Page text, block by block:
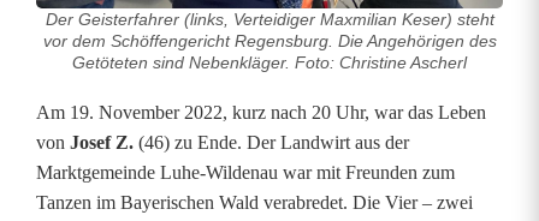
n
u
f
d
Der Geisterfahrer (links, Verteidiger Maxmilian Keser) steht
vor dem Schöffengericht Regensburg. Die Angehörigen des
Getöteten sind Nebenkläger. Foto: Christine Ascherl
Am 19. November 2022, kurz nach 20 Uhr, war das Leben
von Josef Z. (46) zu Ende. Der Landwirt aus der
Marktgemeinde Luhe-Wildenau war mit Freunden zum
Tanzen im Bayerischen Wald verabredet. Die Vier – zwei